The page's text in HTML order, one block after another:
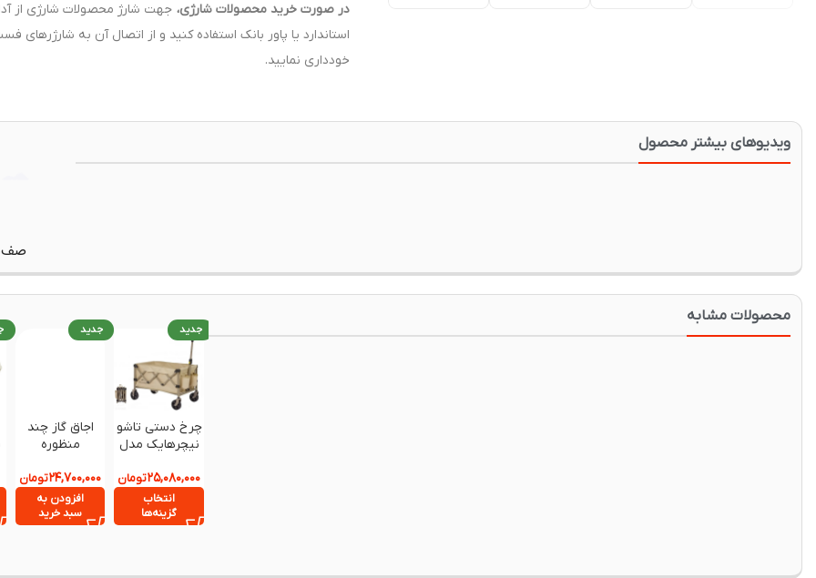
در صورت خرید محصولات شارژی،
استاندارد یا پاور بانک استفاده کنید و از اتصال آن به شارژرهای
خودداری نمایید.
ویدیوهای بیشتر محصول
محصولات مشابه
جدید
چرخ دستی تاشو
نیچرهایک مدل
اورجینال
۲۵,۰۸۰,۰۰۰تومان
انتخاب
گزینه‌ها
جدید
اجاق گاز چند
منظوره
CNK2450CF033
۲۴,۷۰۰,۰۰۰تومان
افزودن به
سبد خرید